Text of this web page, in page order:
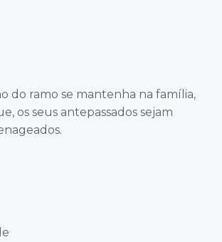
do ramo se mantenha na família,
os seus antepassados sejam